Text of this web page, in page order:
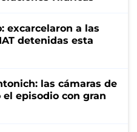
excarcelaron a las
detenidas esta
las cámaras de
episodio con gran